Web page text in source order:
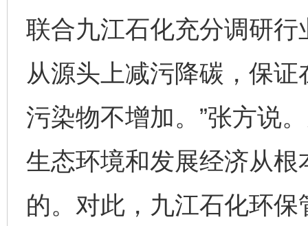
联合九江石化充分调研
从源头上减污降碳，保
污染物不增加。”张方说
生态环境和发展经济从
的。对此，九江石化环